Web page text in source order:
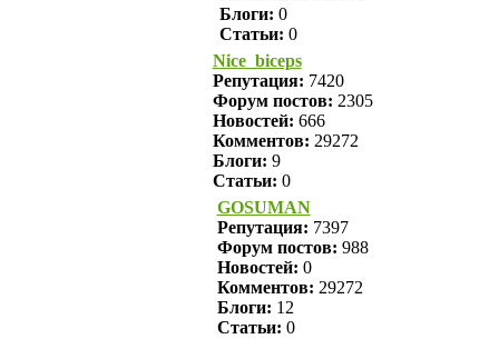
Блоги: 0
Статьи: 0
Nice_biceps
Репутация: 7420
Форум постов: 2305
Новостей: 666
Комментов: 29272
Блоги: 9
Статьи: 0
GOSUMAN
Репутация: 7397
Форум постов: 988
Новостей: 0
Комментов: 29272
Блоги: 12
Статьи: 0